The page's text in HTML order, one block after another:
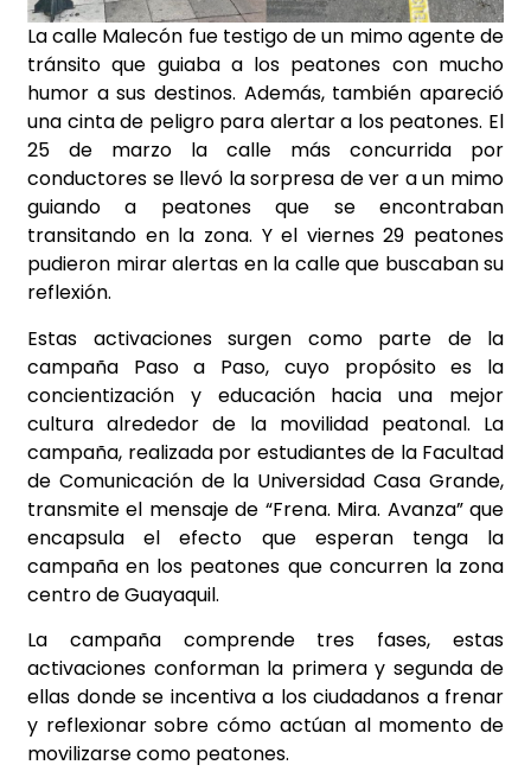
La calle Malecón fue testigo de un mimo agente de
tránsito que guiaba a los peatones con mucho
humor a sus destinos. Además, también apareció
una cinta de peligro para alertar a los peatones. El
25 de marzo la calle más concurrida por
conductores se llevó la sorpresa de ver a un mimo
guiando a peatones que se encontraban
transitando en la zona. Y el viernes 29 peatones
pudieron mirar alertas en la calle que buscaban su
reflexión.
Estas activaciones surgen como parte de la
campaña Paso a Paso, cuyo propósito es la
concientización y educación hacia una mejor
cultura alrededor de la movilidad peatonal. La
campaña, realizada por estudiantes de la Facultad
de Comunicación de la Universidad Casa Grande,
transmite el mensaje de “Frena. Mira. Avanza” que
encapsula el efecto que esperan tenga la
campaña en los peatones que concurren la zona
centro de Guayaquil.
La campaña comprende tres fases, estas
activaciones conforman la primera y segunda de
ellas donde se incentiva a los ciudadanos a frenar
y reflexionar sobre cómo actúan al momento de
movilizarse como peatones.